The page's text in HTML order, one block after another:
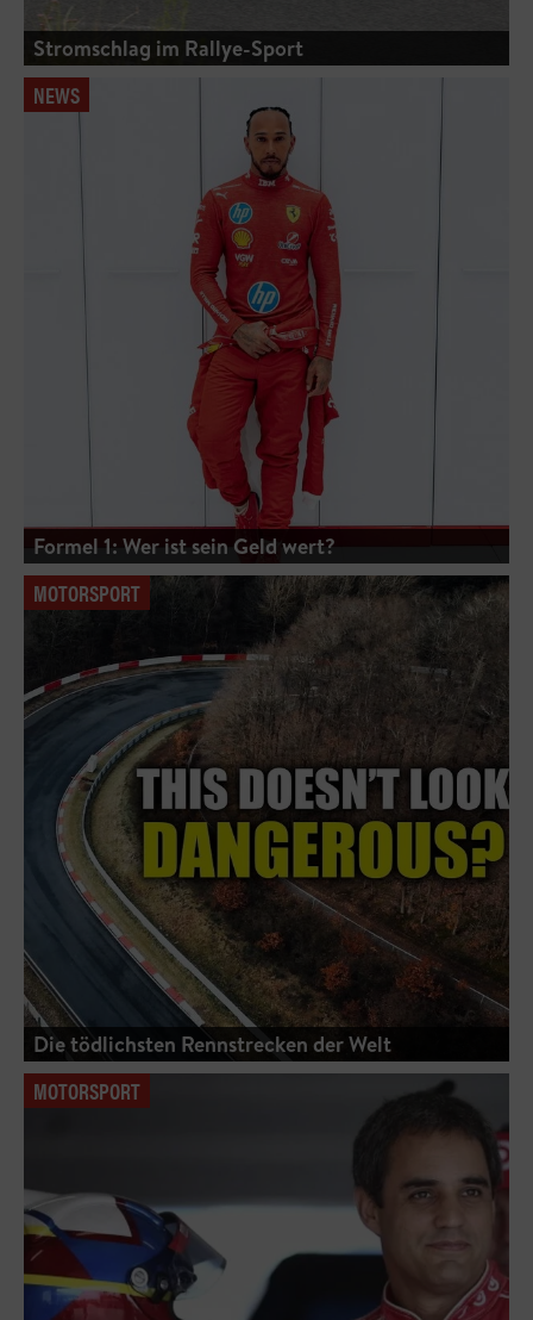
Stromschlag im Rallye-Sport
NEWS
Formel 1: Wer ist sein Geld wert?
MOTORSPORT
Die tödlichsten Rennstrecken der Welt
MOTORSPORT